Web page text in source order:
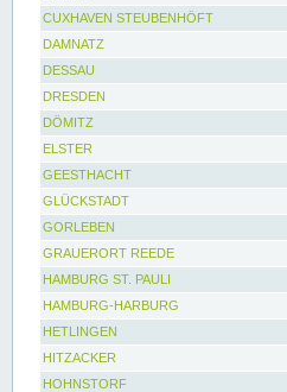
CUXHAVEN STEUBENHÖFT
DAMNATZ
DESSAU
DRESDEN
DÖMITZ
ELSTER
GEESTHACHT
GLÜCKSTADT
GORLEBEN
GRAUERORT REEDE
HAMBURG ST. PAULI
HAMBURG-HARBURG
HETLINGEN
HITZACKER
HOHNSTORF